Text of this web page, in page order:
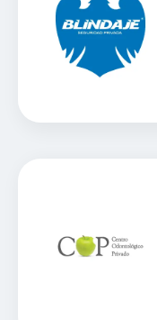
Blindaje Seguridad
Sitio Web